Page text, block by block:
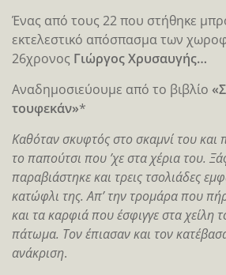
Ένας από τους 22 που στήθηκε
εκτελεστικό απόσπασμα των
26χρονος Γιώργος Χρυσαυγής…
Αναδημοσιεύουμε από το βιβλίο
τουφεκάν»*
Καθόταν σκυφτός στο σκαμνί του και
το παπούτσι που ’χε στα χέρια του.
παραβιάστηκε και τρεις τσολιάδες
κατώφλι της. Απ’ την τρομάρα που
και τα καρφιά που έσφιγγε στα χείλη
πάτωμα. Τον έπιασαν και τον
ανάκριση.